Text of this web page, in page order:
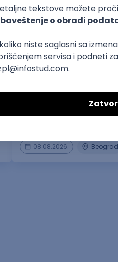
GRAWE osiguranje a.d.o.
08.08.2026. Beograd